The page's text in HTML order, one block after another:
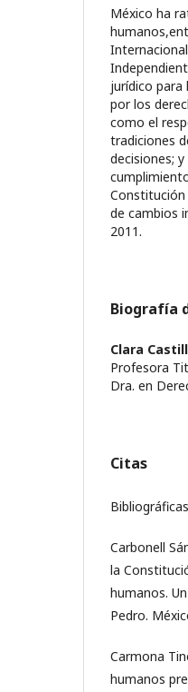
México ha
jurídico para
por los
como el
tradiciones
decisiones;
Constitución
de cambios
2011.
Biografía
Clara
Profesora
Dra. en
Citas
Bibliográficas
Carbonell
la
humanos.
Pedro.
Carmona
humanos